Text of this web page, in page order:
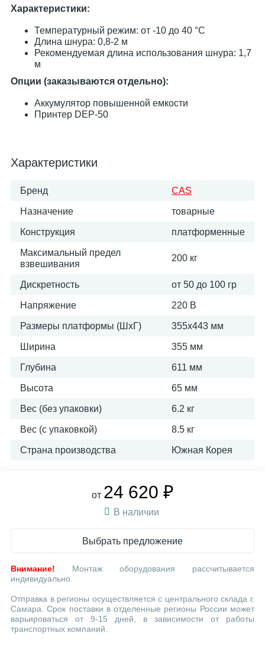
Характеристики:
Температурный режим: от -10 до 40 °С
Длина шнура: 0,8-2 м
Рекомендуемая длина использования шнура: 1,7
м
Опции (заказываются отдельно):
Аккумулятор повышенной емкости
Принтер DEP-50
Характеристики
Бренд CAS
Назначение товарные
Конструкция платформенные
Максимальный предел
взвешивания
200 кг
Дискретность от 50 до 100 гр
Напряжение 220 В
Размеры платформы (ШxГ) 355х443 мм
Ширина 355 мм
Глубина 611 мм
Высота 65 мм
Вес (без упаковки) 6.2 кг
Вес (с упаковкой) 8.5 кг
Страна производства Южная Корея
от 24 620 ₽
В наличии
Выбрать предложение
Внимание! Монтаж оборудования рассчитывается
индивидуально.
Отправка в регионы осуществляется с центрального склада г.
Самара. Срок поставки в отделенные регионы России может
варьироваться от 9-15 дней, в зависимости от работы
транспортных компаний.